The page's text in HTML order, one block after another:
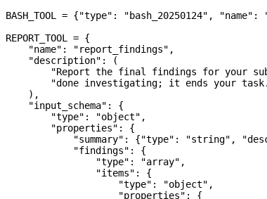
BASH_TOOL = {"type" : "bash_20250124" , "name" :
REPORT_TOOL = {
    "name"
: "report_findings" ,
    "description"
: (
"Report the final findings for your
"done investigating; it ends your
    ),
    "input_schema"
: {
        "type"
: "object" ,
        "properties"
: {
            "summary"
: {"type" : "string" ,
            "findings"
: {
                "type"
: "array" ,
                "items"
: {
                    "type"
: "object" ,
                    "properties"
: {